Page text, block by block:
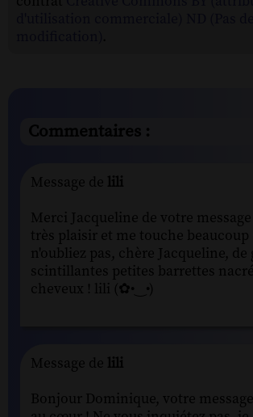
Commentaires :
Message de lili
Merci Jacqueline de votre
très plaisir et me touche beaucoup
n'oubliez pas, chère Jacqueline, de
scintillantes petites barrettes
cheveux ! lili (✿•‿•)
Message de lili
Bonjour Dominique, votre